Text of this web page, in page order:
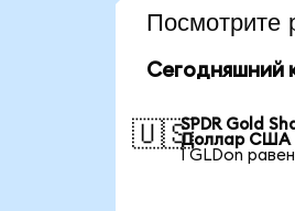
Сегодняшний
🇺🇸SPDR Gold
Доллар США
1 GLDon